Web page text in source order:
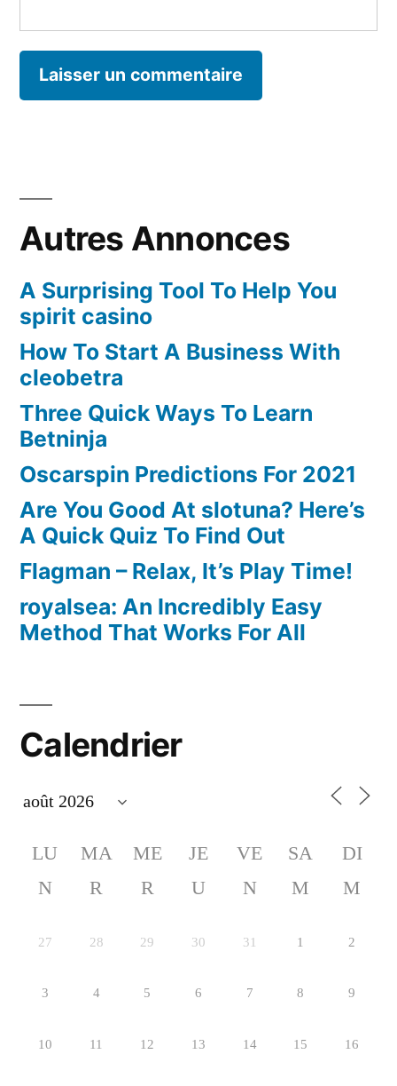
Autres Annonces
A Surprising Tool To Help You
spirit casino
How To Start A Business With
cleobetra
Three Quick Ways To Learn
Betninja
Oscarspin Predictions For 2021
Are You Good At slotuna? Here’s
A Quick Quiz To Find Out
Flagman – Relax, It’s Play Time!
royalsea: An Incredibly Easy
Method That Works For All
Calendrier
LU
N
MA
R
ME
R
JE
U
VE
N
SA
M
DI
M
27 28 29 30 31 1 2
3 4 5 6 7 8 9
10 11 12 13 14 15 16